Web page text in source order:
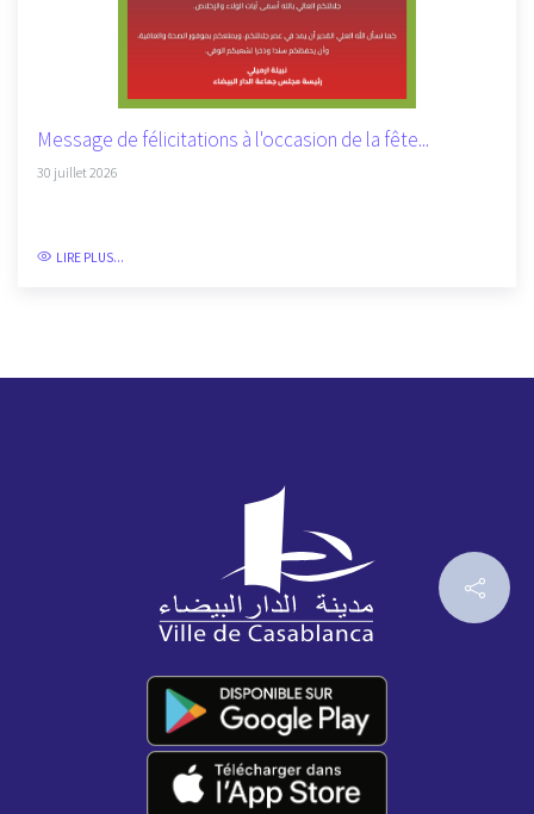
Message de félicitations à l'occasion de la fête...
30 juillet 2026
LIRE PLUS...